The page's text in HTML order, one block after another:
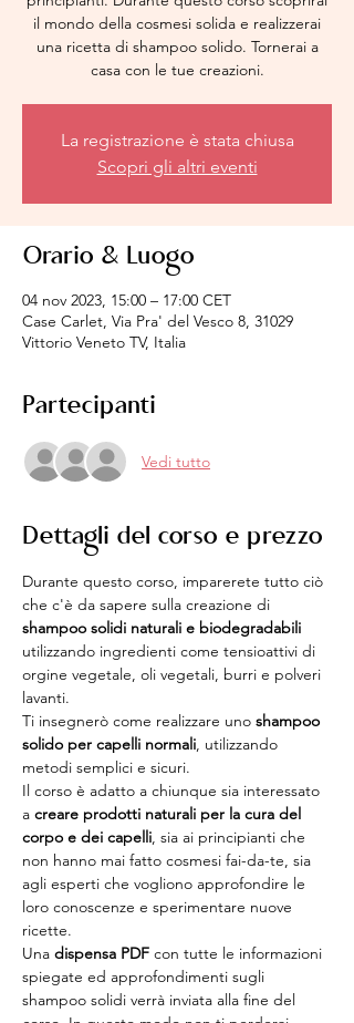
il mondo della cosmesi solida e realizzerai
una ricetta di shampoo solido. Tornerai a
casa con le tue creazioni.
La registrazione è stata chiusa
Scopri gli altri eventi
Orario & Luogo
04 nov 2023, 15:00 – 17:00 CET
Case Carlet, Via Pra' del Vesco 8, 31029
Vittorio Veneto TV, Italia
Partecipanti
Vedi tutto
Dettagli del corso e prezzo
Durante questo corso, imparerete tutto ciò
che c'è da sapere sulla creazione di
shampoo solidi naturali e biodegradabili
utilizzando ingredienti come tensioattivi di
orgine vegetale, oli vegetali, burri e polveri
lavanti.
Ti insegnerò come realizzare uno shampoo
solido per capelli normali, utilizzando
metodi semplici e sicuri.
Il corso è adatto a chiunque sia interessato
a creare prodotti naturali per la cura del
corpo e dei capelli, sia ai principianti che
non hanno mai fatto cosmesi fai-da-te, sia
agli esperti che vogliono approfondire le
loro conoscenze e sperimentare nuove
ricette.
Una dispensa PDF con tutte le informazioni
spiegate ed approfondimenti sugli
shampoo solidi verrà inviata alla fine del